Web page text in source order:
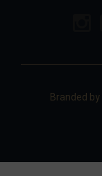
Branded by